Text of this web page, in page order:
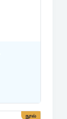
நூல்